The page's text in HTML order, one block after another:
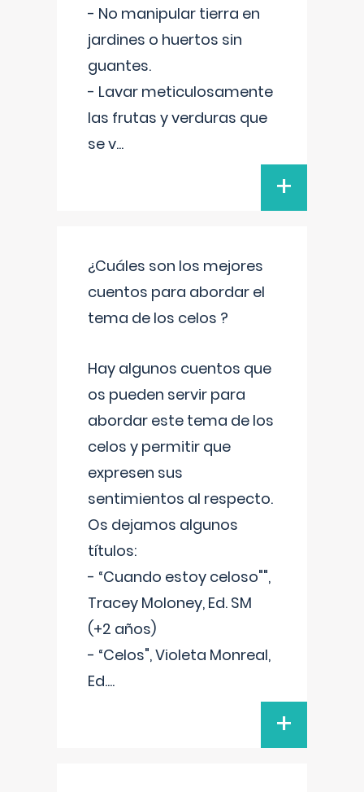
- No manipular tierra en
jardines o huertos sin
guantes.
- Lavar meticulosamente
las frutas y verduras que
se v...
+
¿Cuáles son los mejores
cuentos para abordar el
tema de los celos ?
Hay algunos cuentos que
os pueden servir para
abordar este tema de los
celos y permitir que
expresen sus
sentimientos al respecto.
Os dejamos algunos
títulos:
- “Cuando estoy celoso"",
Tracey Moloney, Ed. SM
(+2 años)
- “Celos", Violeta Monreal,
Ed....
+